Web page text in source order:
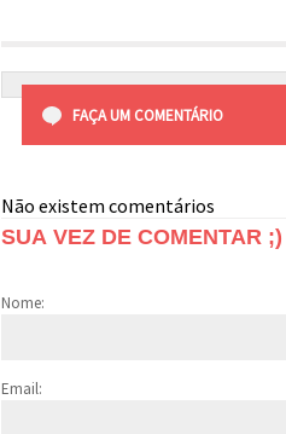
FAÇA UM COMENTÁRIO
Não existem comentários
SUA VEZ DE COMENTAR ;)
Nome:
Email: